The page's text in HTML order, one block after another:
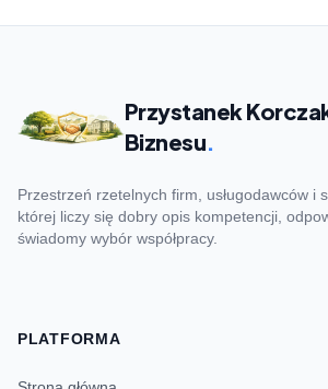
Przystanek
Biznesu.
Przestrzeń rzetelnych firm, usługodawców i
której liczy się dobry opis kompetencji,
świadomy wybór współpracy.
PLATFORMA